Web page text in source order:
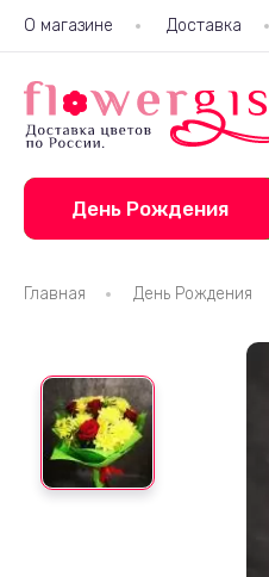
О магазине Доставка
День Рождения
Главная День Рождения